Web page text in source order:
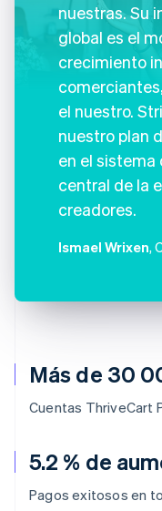
Más de 30
Cuentas ThriveCart
5.2 % de
Pagos exitosos en
nuestras. Su
global es el
crecimiento
el nuestro.
nuestro plan
en el
central de la
creadores.
Ismael Wrixen,